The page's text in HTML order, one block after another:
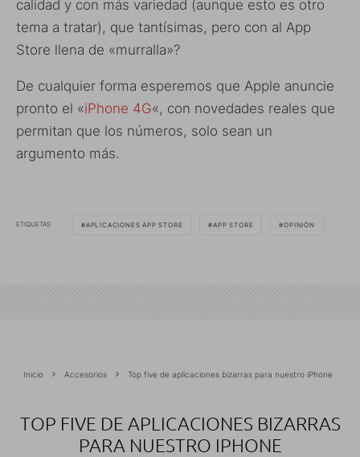
calidad y con más variedad (aunque esto es otro
tema a tratar), que tantísimas, pero con al App
Store llena de «murralla»?
De cualquier forma esperemos que Apple anuncie
pronto el «iPhone 4G«, con novedades reales que
permitan que los números, solo sean un
argumento más.
ETIQUETAS APLICACIONES APP STORE APP STORE OPINIÓN
Inicio Accesorios Top five de aplicaciones bizarras para nuestro iPhone
TOP FIVE DE APLICACIONES BIZARRAS
PARA NUESTRO IPHONE